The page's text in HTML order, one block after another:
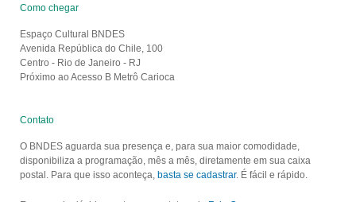
Como chegar
Espaço Cultural BNDES
Avenida República do Chile, 100
Centro - Rio de Janeiro - RJ
Próximo ao Acesso B Metrô Carioca
Contato
O BNDES aguarda sua presença e, para sua maior comodidade,
disponibiliza a programação, mês a mês, diretamente em sua caixa
postal. Para que isso aconteça, basta se cadastrar. É fácil e rápido.